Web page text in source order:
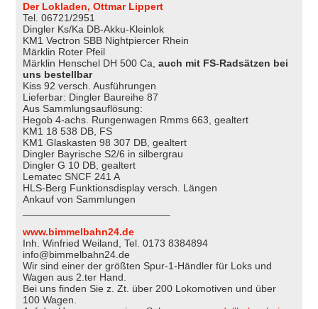
Der Lokladen, Ottmar Lippert
Tel. 06721/2951
Dingler Ks/Ka DB-Akku-Kleinlok
KM1 Vectron SBB Nightpiercer Rhein
Märklin Roter Pfeil
Märklin Henschel DH 500 Ca,auch mit FS-Radsätzen bei
uns bestellbar
Kiss 92 versch. Ausführungen
Lieferbar: Dingler Baureihe 87
Aus Sammlungsauflösung:
Hegob 4-achs. Rungenwagen Rmms 663, gealtert
KM1 18 538 DB, FS
KM1 Glaskasten 98 307 DB, gealtert
Dingler Bayrische S2/6 in silbergrau
Dingler G 10 DB, gealtert
Lematec SNCF 241 A
HLS-Berg Funktionsdisplay versch. Längen
Ankauf von Sammlungen
www.bimmelbahn24.de
Inh. Winfried Weiland, Tel. 0173 8384894
info@bimmelbahn24.de
Wir sind einer der größten Spur-1-Händler für Loks und
Wagen aus 2.ter Hand.
Bei uns finden Sie z. Zt. über 200 Lokomotiven und über
100 Wagen.